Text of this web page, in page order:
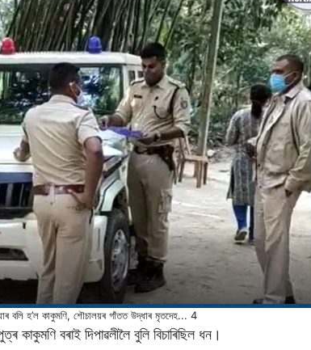
বলি হ’ল কাকুমণি, শৌচালয়ৰ গাঁতত উদ্ধাৰ মৃতদেহ... 4
কাকুমণি বৰাই দিপাৱলীলৈ বুলি বিচাৰিছিল ধন।